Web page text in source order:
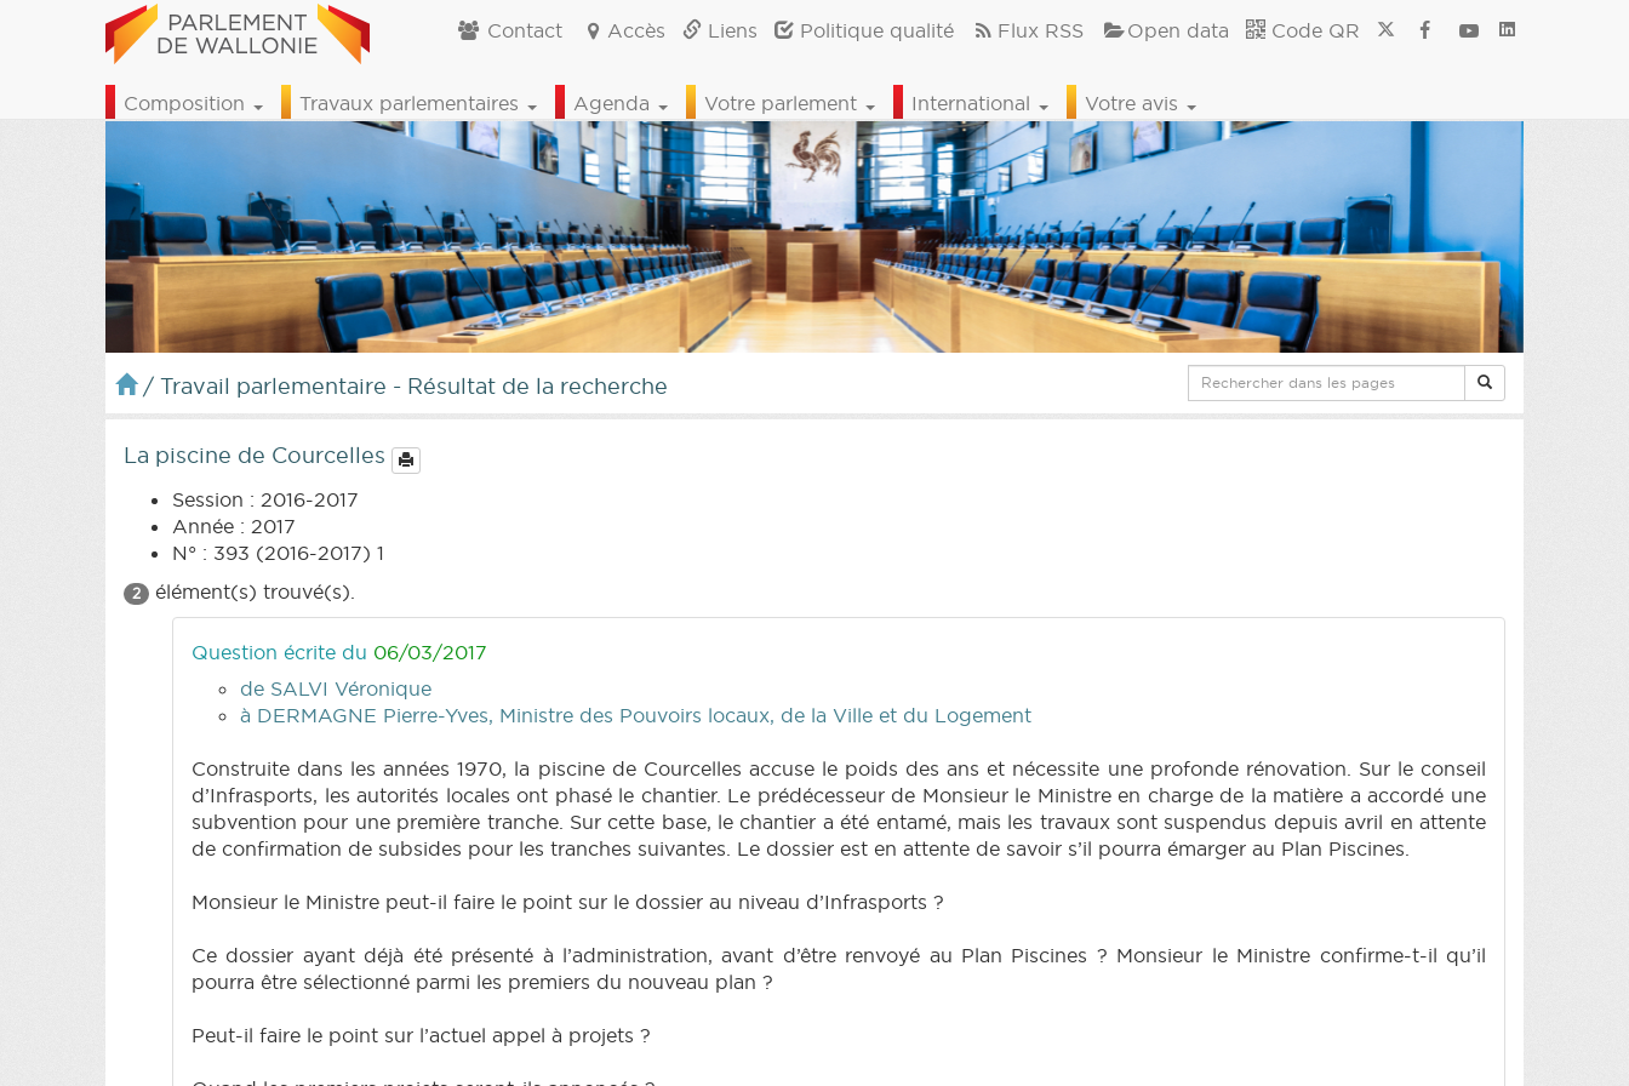
Contact Accès Liens Politique qualité Flux RSS Open data Code QR
Composition Travaux parlementaires Agenda Votre parlement International Votre avis
/ Travail parlementaire - Résultat de la recherche
La piscine de Courcelles
Session : 2016-2017
Année : 2017
N° : 393 (2016-2017) 1
2 élément(s) trouvé(s).
Question écrite du 06/03/2017
de SALVI Véronique
à DERMAGNE Pierre-Yves, Ministre des Pouvoirs locaux, de la Ville et du Logement
Construite dans les années 1970, la piscine de Courcelles accuse le poids des ans et nécessite une profonde rénovation. Sur le conseil
d’Infrasports, les autorités locales ont phasé le chantier. Le prédécesseur de Monsieur le Ministre en charge de la matière a accordé une
subvention pour une première tranche. Sur cette base, le chantier a été entamé, mais les travaux sont suspendus depuis avril en attente
de confirmation de subsides pour les tranches suivantes. Le dossier est en attente de savoir s’il pourra émarger au Plan Piscines.
Monsieur le Ministre peut-il faire le point sur le dossier au niveau d’Infrasports ?
Ce dossier ayant déjà été présenté à l’administration, avant d’être renvoyé au Plan Piscines ? Monsieur le Ministre confirme-t-il qu’il
pourra être sélectionné parmi les premiers du nouveau plan ?
Peut-il faire le point sur l’actuel appel à projets ?